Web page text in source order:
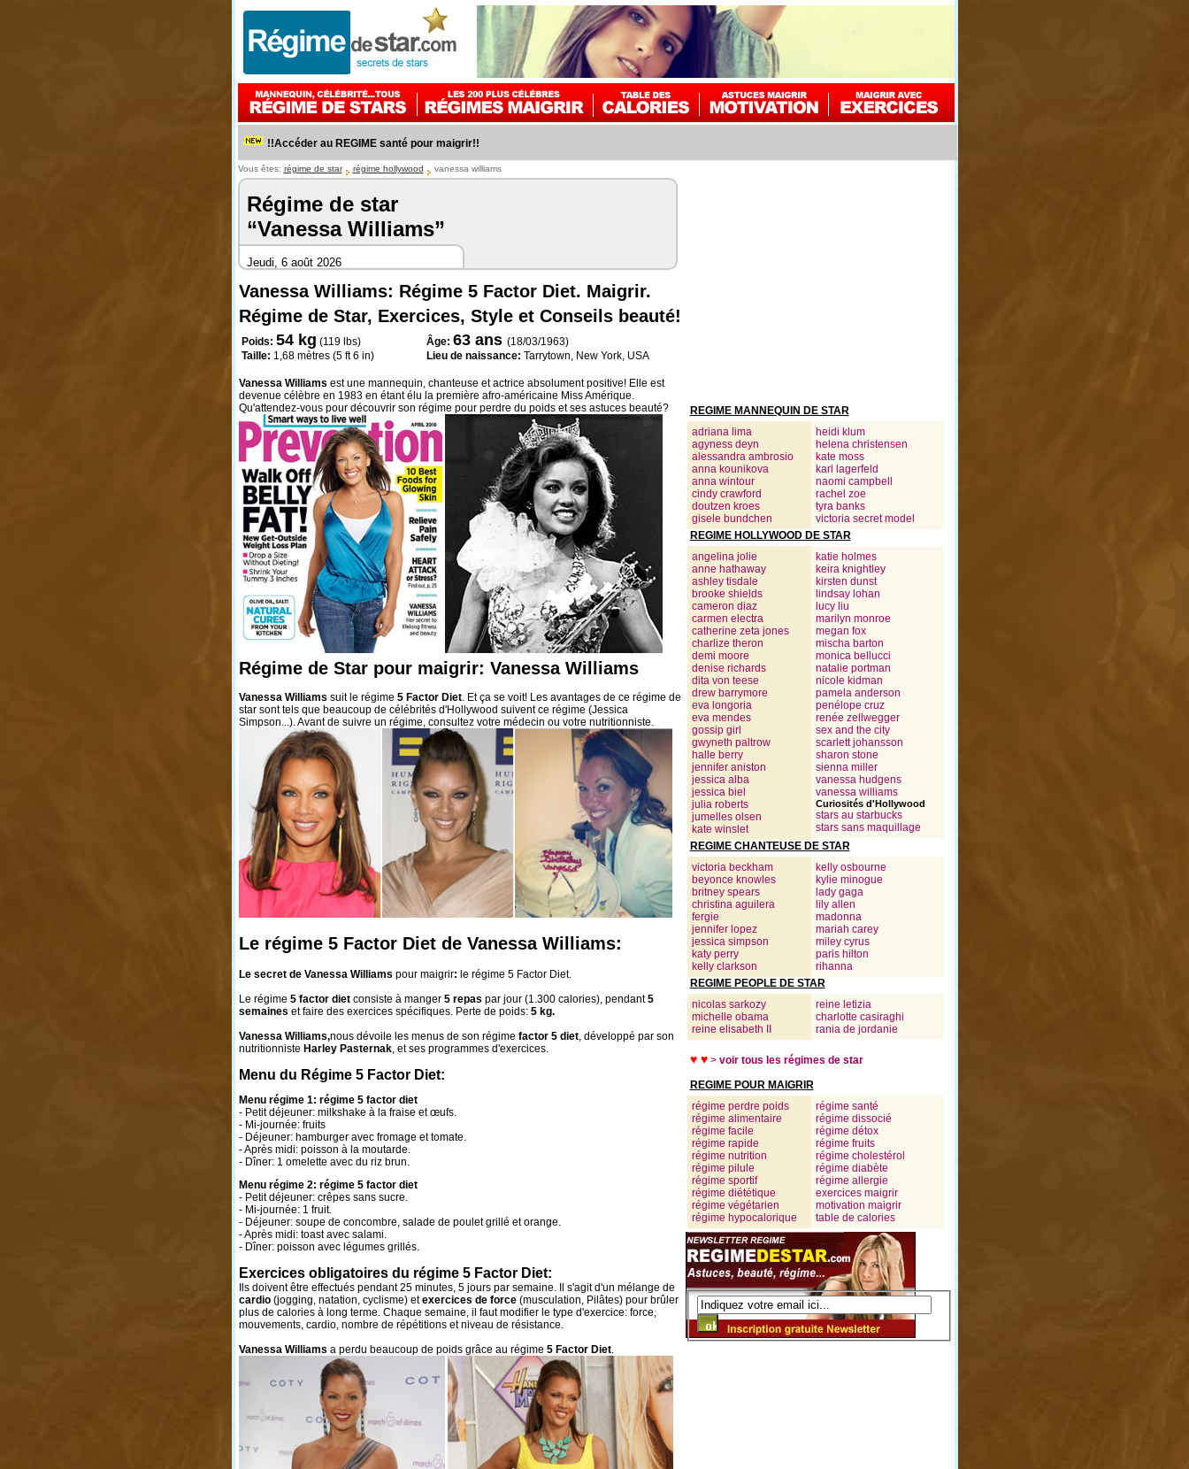
!!Accéder au REGIME santé pour maigrir!!
Vous êtes: régime de star régime hollywood vanessa williams
Régime de star
“Vanessa Williams”
Jeudi, 6 août 2026
Vanessa Williams: Régime 5 Factor Diet. Maigrir.
Régime de Star, Exercices, Style et Conseils beauté!
Poids: 54 kg (119 lbs)
Taille: 1,68 mètres (5 ft 6 in)
Âge: 63 ans (18/03/1963)
Lieu de naissance: Tarrytown, New York, USA
Vanessa Williams est une mannequin, chanteuse et actrice absolument positive! Elle est
devenue célèbre en 1983 en étant élu la première afro-américaine Miss Amérique.
Qu'attendez-vous pour découvrir son régime pour perdre du poids et ses astuces beauté?
Régime de Star pour maigrir: Vanessa Williams
Vanessa Williams suit le régime 5 Factor Diet. Et ça se voit! Les avantages de ce régime de
star sont tels que beaucoup de célébrités d'Hollywood suivent ce régime (Jessica
Simpson...). Avant de suivre un régime, consultez votre médecin ou votre nutritionniste.
Le régime 5 Factor Diet de Vanessa Williams:
Le secret de Vanessa Williams pour maigrir: le régime 5 Factor Diet.
Le régime 5 factor diet consiste à manger 5 repas par jour (1.300 calories), pendant5
semaines et faire des exercices spécifiques. Perte de poids: 5 kg.
Vanessa Williams,nous dévoile les menus de son régime factor 5 diet , développé par son
nutritionniste Harley Pasternak , et ses programmes d'exercices.
Menu du Régime 5 Factor Diet:
Menu régime 1: régime 5 factor diet
- Petit déjeuner: milkshake à la fraise et œufs.
- Mi-journée: fruits
- Déjeuner: hamburger avec fromage et tomate.
- Après midi: poisson à la moutarde.
- Dîner: 1 omelette avec du riz brun.
Menu régime 2: régime 5 factor diet
- Petit déjeuner: crêpes sans sucre.
- Mi-journée: 1 fruit.
- Déjeuner: soupe de concombre, salade de poulet grillé et orange.
- Après midi: toast avec salami.
- Dîner: poisson avec légumes grillés.
Exercices obligatoires du régime 5 Factor Diet:
Ils doivent être effectués pendant 25 minutes, 5 jours par semaine. Il s'agit d'un mélange de
cardio (jogging, natation, cyclisme) etexercices de force (musculation, Pilâtes) pour brûler
plus de calories à long terme. Chaque semaine, il faut modifier le type d'exercice: force,
mouvements, cardio, nombre de répétitions et niveau de résistance.
Vanessa Williams a perdu beaucoup de poids grâce au régime 5 Factor Diet
REGIME MANNEQUIN DE STAR
adriana lima
agyness deyn
alessandra ambrosio
anna kounikova
anna wintour
cindy crawford
doutzen kroes
gisele bundchen
heidi klum
helena christensen
kate moss
karl lagerfeld
naomi campbell
rachel zoe
tyra banks
victoria secret model
REGIME HOLLYWOOD DE STAR
angelina jolie
anne hathaway
ashley tisdale
brooke shields
cameron diaz
carmen electra
catherine zeta jones
charlize theron
demi moore
denise richards
dita von teese
drew barrymore
eva longoria
eva mendes
gossip girl
gwyneth paltrow
halle berry
jennifer aniston
jessica alba
jessica biel
julia roberts
jumelles olsen
kate winslet
katie holmes
keira knightley
kirsten dunst
lindsay lohan
lucy liu
marilyn monroe
megan fox
mischa barton
monica bellucci
natalie portman
nicole kidman
pamela anderson
penélope cruz
renée zellwegger
sex and the city
scarlett johansson
sharon stone
sienna miller
vanessa hudgens
vanessa williams
Curiosités d'Hollywood
stars au starbucks
stars sans maquillage
REGIME CHANTEUSE DE STAR
victoria beckham
beyonce knowles
britney spears
christina aguilera
fergie
jennifer lopez
jessica simpson
katy perry
kelly clarkson
kelly osbourne
kylie minogue
lady gaga
lily allen
madonna
mariah carey
miley cyrus
paris hilton
rihanna
REGIME PEOPLE DE STAR
nicolas sarkozy
michelle obama
reine elisabeth II
reine letizia
charlotte casiraghi
rania de jordanie
♥ ♥> voir tous les régimes de star
REGIME POUR MAIGRIR
régime perdre poids
régime alimentaire
régime facile
régime rapide
régime nutrition
régime pilule
régime sportif
régime diététique
régime végétarien
régime hypocalorique
régime santé
régime dissocié
régime détox
régime fruits
régime cholestérol
régime diabète
régime allergie
exercices maigrir
motivation maigrir
table de calories